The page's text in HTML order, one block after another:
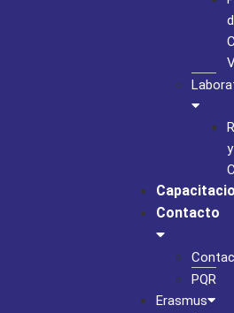
y
Contacto
PQR
Erasmus